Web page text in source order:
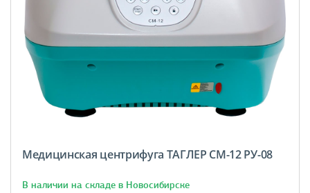
Медицинская центрифуга ТАГЛЕР СМ-12 РУ-08
В наличии на складе в Новосибирске